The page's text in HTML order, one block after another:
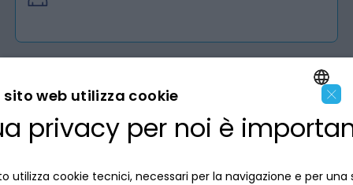
LA BANCA
INFORMAZIONI PER IL CLIENTE
ENGLISH
×
sito web utilizza cookie
privacy per noi è
utilizza cookie tecnici, necessari per la navigazione e per una